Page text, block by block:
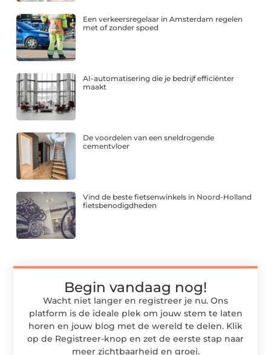
Een verkeersregelaar in Amsterdam regelen
met of zonder spoed
AI-automatisering die je bedrijf efficiënter
maakt
De voordelen van een sneldrogende
cementvloer
Vind de beste fietsenwinkels in Noord-Holland
fietsbenodigdheden
Begin vandaag nog!
Wacht niet langer en registreer je nu. Ons
platform is de ideale plek om jouw stem te laten
horen en jouw blog met de wereld te delen. Klik
op de Registreer-knop en zet de eerste stap naar
meer zichtbaarheid en groei.